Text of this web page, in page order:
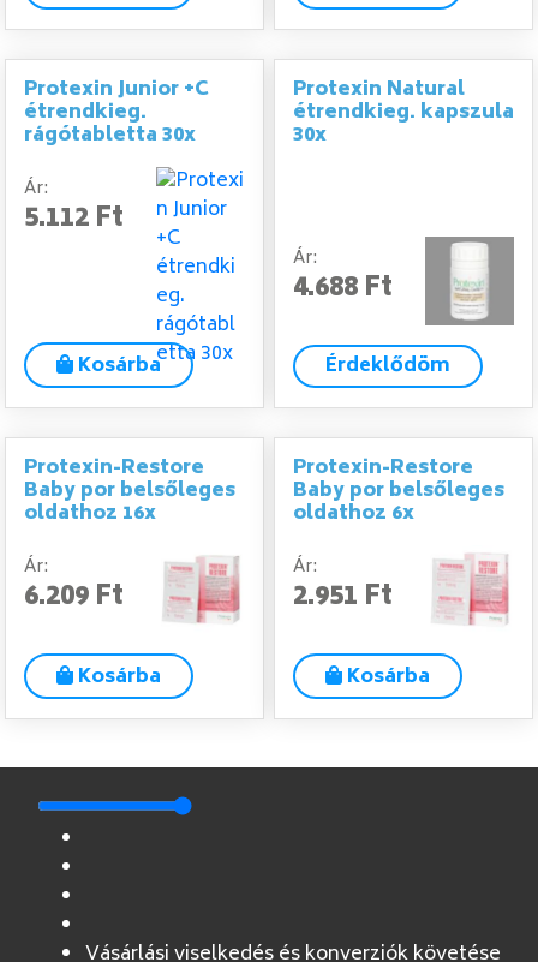
Protexin Junior +C
étrendkieg.
rágótabletta 30x
Ár:
5.112 Ft
Kosárba
Protexin Natural
étrendkieg. kapszula
30x
Ár:
4.688 Ft
Érdeklődöm
Protexin-Restore
Baby por belsőleges
oldathoz 16x
Ár:
6.209 Ft
Kosárba
Protexin-Restore
Baby por belsőleges
oldathoz 6x
Ár:
2.951 Ft
Kosárba